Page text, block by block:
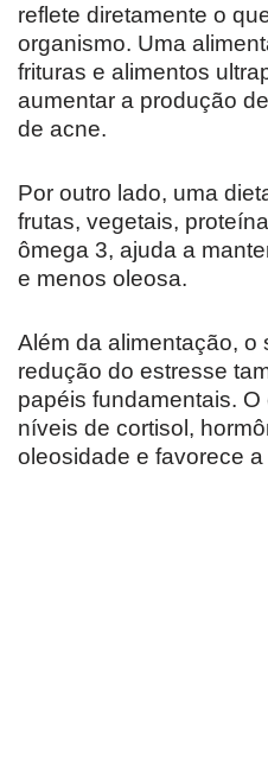
reflete diretamente o
organismo. Uma
frituras e alimentos
aumentar a produção
de acne.
Por outro lado, uma
frutas, vegetais,
ômega 3, ajuda a
e menos oleosa.
Além da alimentação, o
redução do estresse
papéis fundamentais.
níveis de cortisol,
oleosidade e favorece